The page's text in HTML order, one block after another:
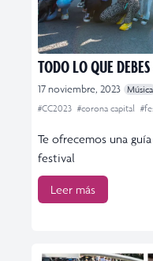
TODO LO QUE
17 noviembre, 2023 Música
#CC2023 #corona capital
Te ofrecemos una
festival
Leer más